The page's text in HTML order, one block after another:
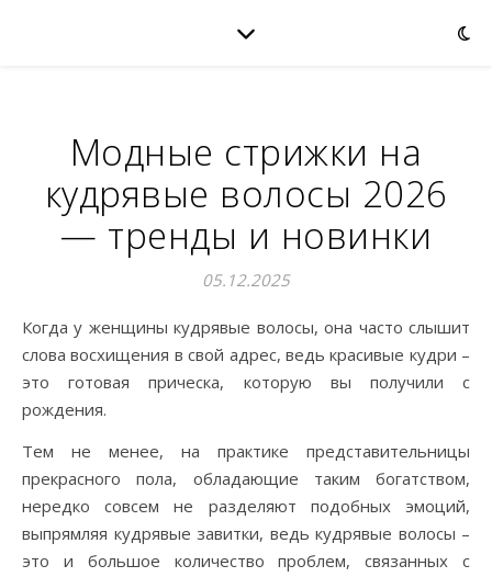
Модные стрижки на
кудрявые волосы 2026
— тренды и новинки
05.12.2025
Когда у женщины кудрявые волосы, она часто слышит
слова восхищения в свой адрес, ведь красивые кудри –
это готовая прическа, которую вы получили с
рождения.
Тем не менее, на практике представительницы
прекрасного пола, обладающие таким богатством,
нередко совсем не разделяют подобных эмоций,
выпрямляя кудрявые завитки, ведь кудрявые волосы –
это и большое количество проблем, связанных с